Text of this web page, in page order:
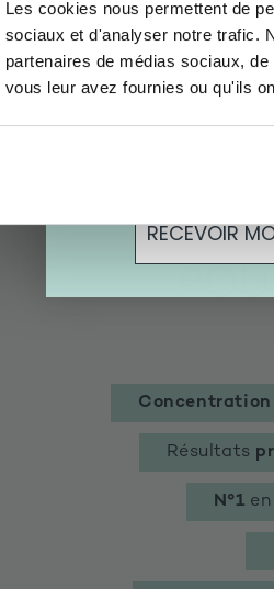
Les cookies nous permettent de
sociaux et d'analyser notre trafic.
partenaires de médias sociaux,
vous leur avez fournies ou qu'ils
Concentration
Résultats
N°1
Quelle est votre
Peau
Minceur
En cliquant ici, vous
En cliquant ici, vous
RECEVOIR